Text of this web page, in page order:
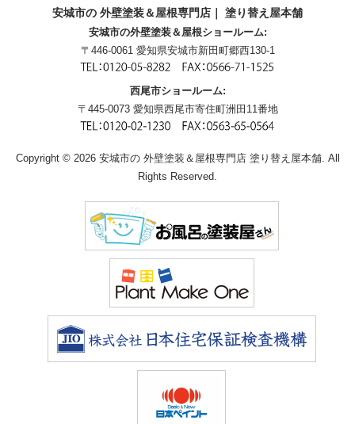
安城市の 外壁塗装＆屋根専門店｜ 塗り替え屋本舗
安城市の外壁塗装＆屋根ショールーム:
〒446-0061 愛知県安城市新田町郷西130-1
西尾市ショールーム:
〒445-0073 愛知県西尾市寄住町洲田11番地
Copyright © 2026 安城市の 外壁塗装＆屋根専門店 塗り替え屋本舗. All
Rights Reserved.